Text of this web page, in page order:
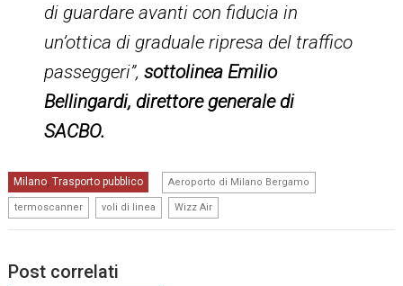
di guardare avanti con fiducia in
un’ottica di graduale ripresa del traffico
passeggeri”,sottolinea Emilio
Bellingardi, direttore generale di
SACBO.
Milano,Trasporto pubblico Aeroporto di Milano Bergamo
termoscanner voli di linea Wizz Air
Post correlati